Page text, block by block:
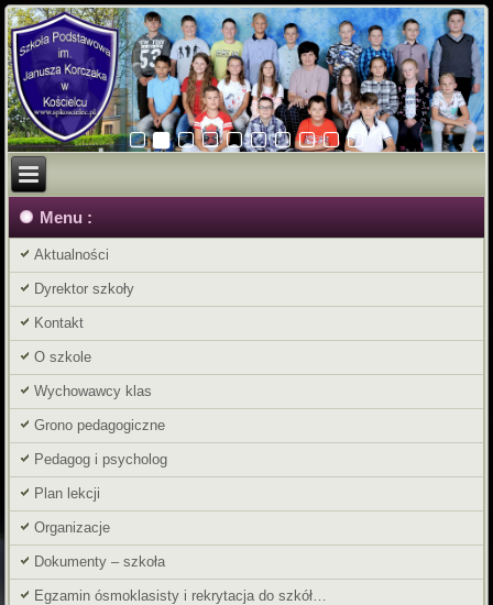
Menu :
Aktualności
Dyrektor szkoły
Kontakt
O szkole
Wychowawcy klas
Grono pedagogiczne
Pedagog i psycholog
Plan lekcji
Organizacje
Dokumenty – szkoła
Egzamin ósmoklasisty i rekrytacja do szkół…